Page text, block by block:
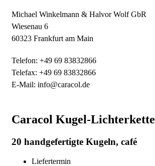
Michael Winkelmann & Halvor Wolf GbR
Wiesenau 6
60323 Frankfurt am Main
Telefon: +49 69 83832866
Telefax: +49 69 83832866
E-Mail: info@caracol.de
Caracol Kugel-Lichterkette
20 handgefertigte Kugeln, café
Liefertermin